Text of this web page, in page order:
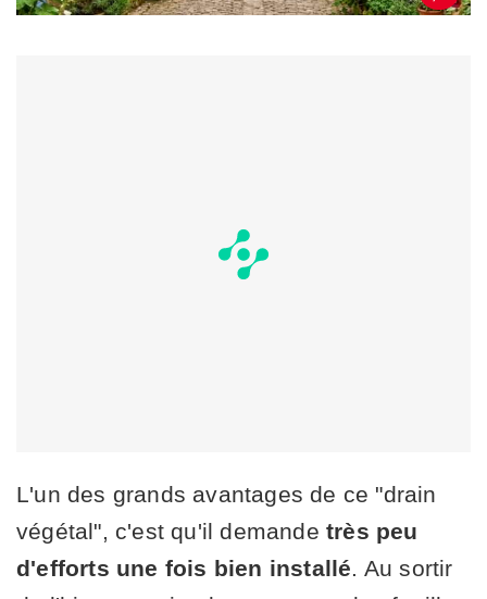
L'un des grands avantages de ce "drain
végétal", c'est qu'il demande très peu
d'efforts une fois bien installé. Au sortir